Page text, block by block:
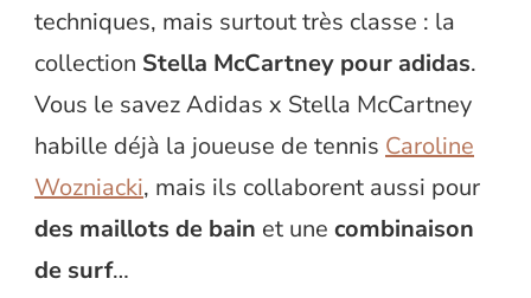
techniques, mais surtout très classe : la
collection Stella McCartney pour adidas.
Vous le savez Adidas x Stella McCartney
habille déjà la joueuse de tennis Caroline
Wozniacki, mais ils collaborent aussi pour
des maillots de bain et une combinaison
de surf…